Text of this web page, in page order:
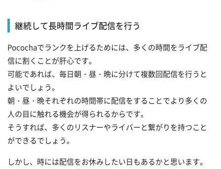
継続して長時間ライブ配信を行う
Pocochaでランクを上げるためには、多くの時間をライブ配
信に割くことが肝心です。
可能であれば、毎日朝・昼・晩に分けて複数回配信を行うと
よいでしょう。
朝・昼・晩それぞれの時間帯に配信をすることでより多くの
人の目に触れる機会が得られるからです。
そうすれば、多くのリスナーやライバーと繋がりを持つこと
ができるでしょう。
しかし、時には配信をお休みしたい日もあるかと思います。